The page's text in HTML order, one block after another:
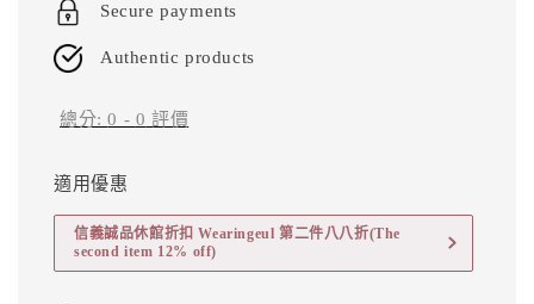
Secure payments
Authentic products
總分:0 - 0 評價
適用優惠
信義誠品休館折扣 Wearingeul 第二件八八折(The
second item 12% off)